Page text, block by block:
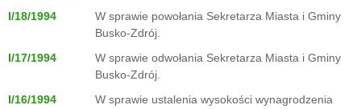
I/18/1994
W sprawie powołania Sekretarza Miasta i Gminy
Busko-Zdrój.
I/17/1994
W sprawie odwołania Sekretarza Miasta i Gminy
Busko-Zdrój.
I/16/1994
W sprawie ustalenia wysokości wynagrodzenia